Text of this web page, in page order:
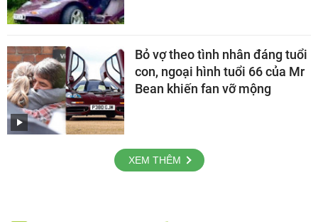
Bỏ vợ theo tình nhân đáng tuổi
con, ngoại hình tuổi 66 của Mr
Bean khiến fan vỡ mộng
XEM THÊM